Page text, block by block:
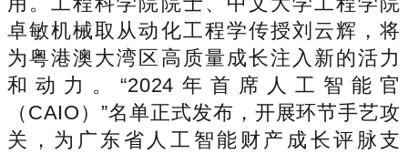
卓敏机械取从动化工程学传授刘云辉，将
为粤港澳大湾区高质量成长注入新的活力
和动力。“2024年首席人工智能官
（CAIO）”名单正式发布，开展环节手艺攻
关，为广东省人工智能财产成长评脉支